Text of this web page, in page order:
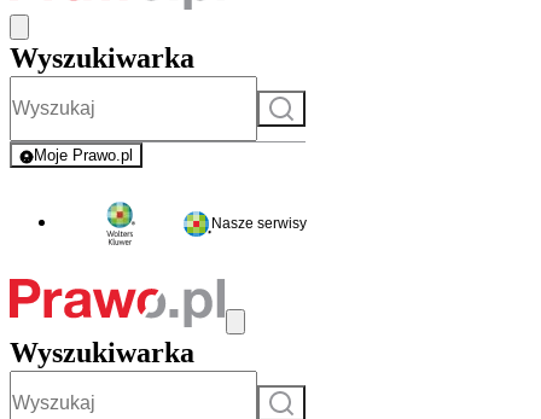
Wyszukiwarka
Szukaj
Moje Prawo.pl
- rejestracja i logowanie do serwisu
Nasze serwisy
Wyszukiwarka
Szukaj